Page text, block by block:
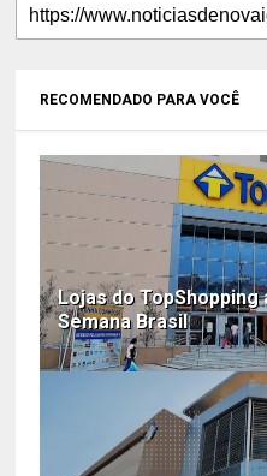
RECOMENDADO PARA VOCÊ
Lojas do TopShopping
Semana Brasil